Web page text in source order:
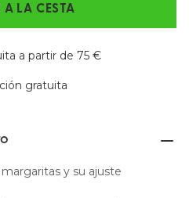
LA CESTA
a partir de 75 €
gratuita
y su ajuste